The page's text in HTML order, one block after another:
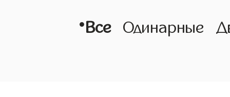
•Все Одинарные